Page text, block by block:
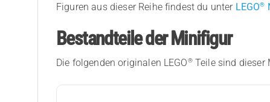
Figuren aus dieser Reihe findest du unter LEGO®
Bestandteile der Minifigur
Die folgenden originalen LEGO®Teile sind dieser